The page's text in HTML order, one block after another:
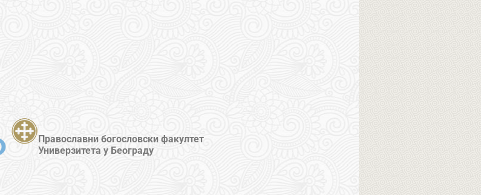
Православни богословски факултет
Универзитета у Београду